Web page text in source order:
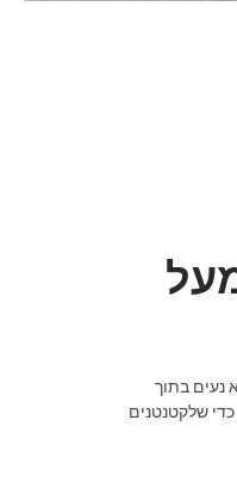
נעים בתוך
שלקטנטנים